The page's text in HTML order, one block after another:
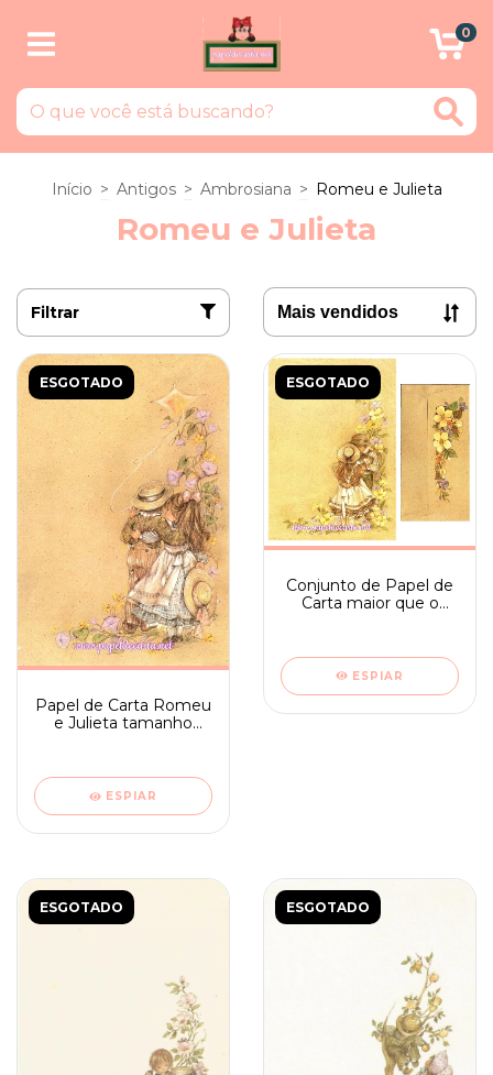
0
Início > Antigos > Ambrosiana > Romeu e Julieta
Romeu e Julieta
Filtrar
ESGOTADO
Papel de Carta Romeu
e Julieta tamanho
ESPIAR
ESGOTADO
Conjunto de Papel de
Carta maior que o
ESPIAR
ESGOTADO ESGOTADO